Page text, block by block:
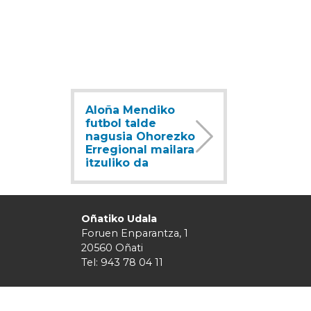
Aloña Mendiko
futbol talde
nagusia Ohorezko
Erregional mailara
itzuliko da
Oñatiko Udala
Foruen Enparantza, 1
20560 Oñati
Tel: 943 78 04 11